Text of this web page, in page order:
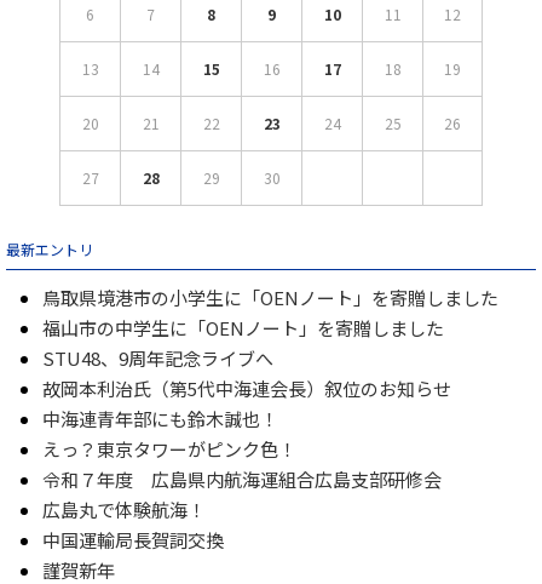
6 7 8 9 10 11 12
13 14 15 16 17 18 19
20 21 22 23 24 25 26
27 28 29 30
最新エントリ
鳥取県境港市の小学生に「OENノート」を寄贈しました
福山市の中学生に「OENノート」を寄贈しました
STU48、9周年記念ライブへ
故岡本利治氏（第5代中海連会長）叙位のお知らせ
中海連青年部にも鈴木誠也！
えっ？東京タワーがピンク色！
令和７年度 広島県内航海運組合広島支部研修会
広島丸で体験航海！
中国運輸局長賀詞交換
謹賀新年